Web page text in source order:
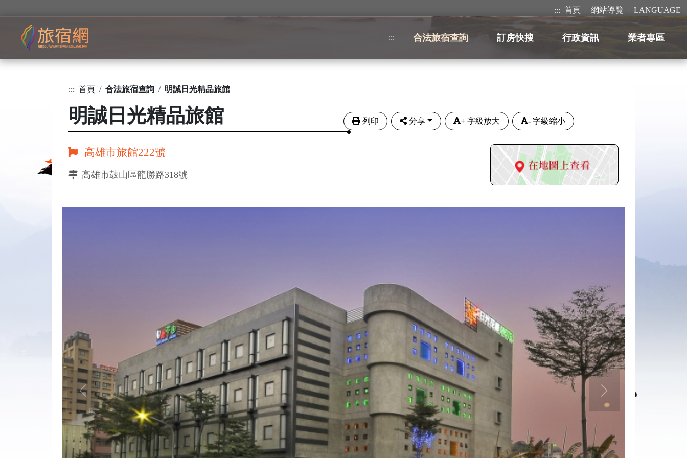
::: 首頁 網站導覽 LANGUAGE
::: 合法旅宿查詢 訂房快搜 行政資訊 業者專區
::: 首頁 合法旅宿查詢 明誠日光精品旅館
明誠日光精品旅館 列印 分享 + 字級放大 - 字級縮小
高雄市旅館222號
高雄市鼓山區龍勝路318號